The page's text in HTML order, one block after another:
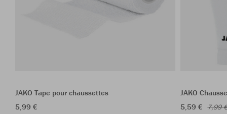
JAKO Tape pour chaussettes
5,99 €
JAKO
5,59 € 7,99